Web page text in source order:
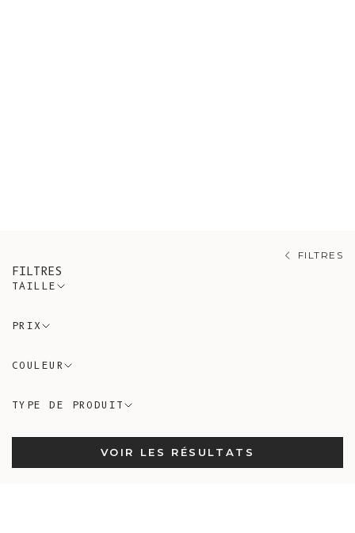
FILTRES
FILTRES
TAILLE
PRIX
COULEUR
TYPE DE PRODUIT
VOIR LES RÉSULTATS